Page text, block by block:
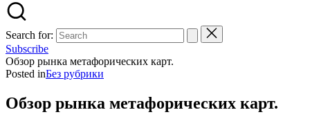
Search for:
Subscribe
Обзор рынка метафорических карт.
Posted inБез рубрики
Обзор рынка метафорических карт.